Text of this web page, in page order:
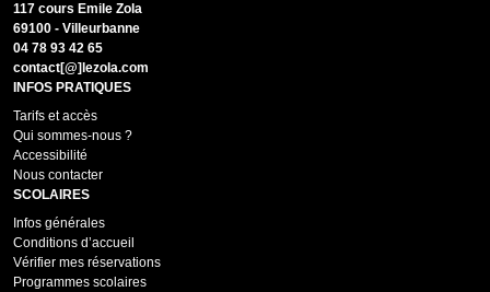
117 cours Emile Zola
69100 - Villeurbanne
04 78 93 42 65
contact[@]lezola.com
INFOS PRATIQUES
Tarifs et accès
Qui sommes-nous ?
Accessibilité
Nous contacter
SCOLAIRES
Infos générales
Conditions d’accueil
Vérifier mes réservations
Programmes scolaires